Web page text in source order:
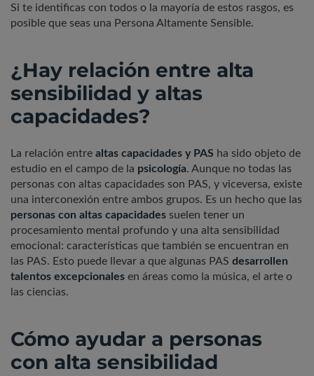
Si te identificas con todos o la mayoría de estos rasgos, es
posible que seas una Persona Altamente Sensible.
¿Hay relación entre alta
sensibilidad y altas
capacidades?
La relación entre altas capacidades y PAS ha sido objeto de
estudio en el campo de la psicología. Aunque no todas las
personas con altas capacidades son PAS, y viceversa, existe
una interconexión entre ambos grupos. Es un hecho que las
personas con altas capacidades suelen tener un
procesamiento mental profundo y una alta sensibilidad
emocional: características que también se encuentran en
las PAS. Esto puede llevar a que algunas PAS desarrollen
talentos excepcionales en áreas como la música, el arte o
las ciencias.
Cómo ayudar a personas
con alta sensibilidad